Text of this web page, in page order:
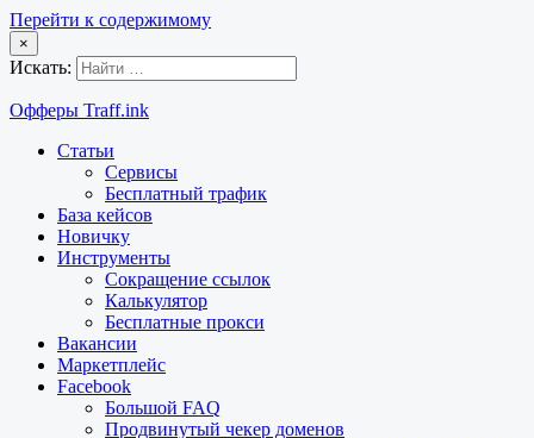
Перейти к содержимому
×
Искать:
Офферы Traff.ink
Статьи
Сервисы
Бесплатный трафик
База кейсов
Новичку
Инструменты
Сокращение ссылок
Калькулятор
Бесплатные прокси
Вакансии
Маркетплейс
Facebook
Большой FAQ
Продвинутый чекер доменов